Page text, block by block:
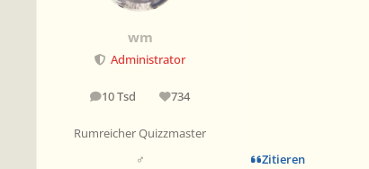
wm
Administrator
10 Tsd
Beiträge 734
Reputation
Rumreicher Quizzmaster
♂
Zitieren